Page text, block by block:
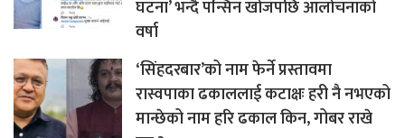
घटना’ भन्दै पन्सिन खोजपछि आलोचनाको
वर्षा
‘सिंहदरबार’को नाम फेर्ने प्रस्तावमा
रास्वपाका ढकाललाई कटाक्षः हरी नै नभएको
मान्छेको नाम हरि ढकाल किन, गोबर राखे